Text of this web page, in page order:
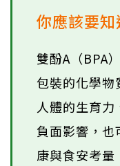
你應該要
雙酚A（BPA
包裝的化學物
人體的生育
負面影響，
康與食安考量